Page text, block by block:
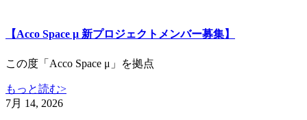
【Acco Space μ 新プロジェクトメンバー募集】
この度「Acco Space μ」を拠点
もっと読む>
7月 14, 2026